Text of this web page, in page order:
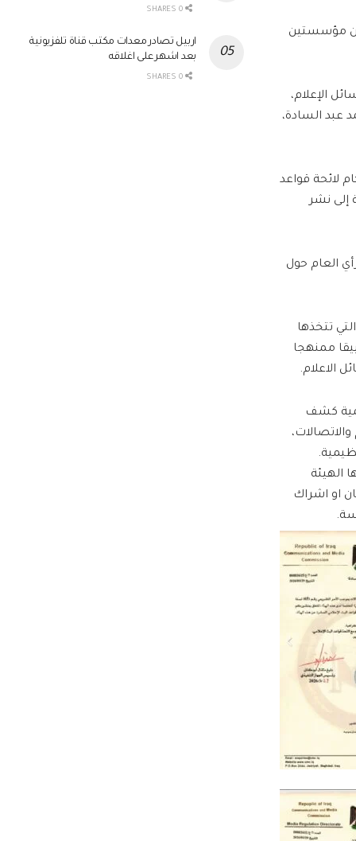
عن مؤسستين
الإعلام،
الإعلامي أحمد عبد السادة،
لائحة قواعد
إلى نشر
العام حول
تتخذها
ممنهجا
الاعلام.
كشف
الهيئة
او اشراك
اربيل تصادر معدات مكتب قناة تلفزيونية
بعد اشهر على اغلاقه